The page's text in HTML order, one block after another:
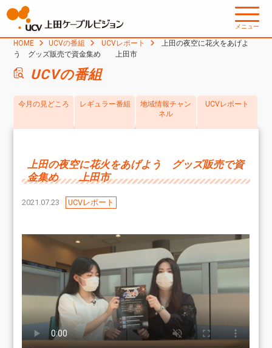
メニュー
HOME UCVの番組 UCVレポート
上田の夜空に花火をあげよ
う グッズ販売で資金集め 上田市
UCVの番組
今月の見どころ レギュラー番組
地域情報チャン
ネル
UCVレポート
上田の夜空に花火をあげよう グッズ販売で資
金集め 上田市
2021.07.23 UCVレポート